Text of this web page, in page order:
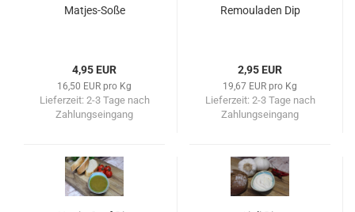
Matjes-Soße
4,95 EUR
16,50 EUR pro Kg
Lieferzeit: 2-3 Tage nach
Zahlungseingang
Remouladen Dip
2,95 EUR
19,67 EUR pro Kg
Lieferzeit: 2-3 Tage nach
Zahlungseingang